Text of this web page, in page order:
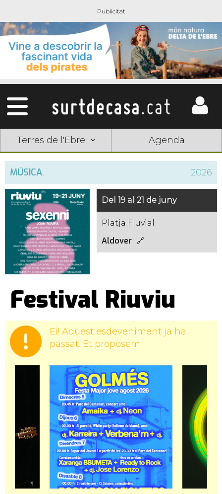
Terres de l'Ebre Agenda
MÚSICA, 2026
Del 19 al 21 de juny
Platja Fluvial
Aldover
Festival Riuviu
Ei! Aquest esdeveniment ja ha
passat. Et proposem: